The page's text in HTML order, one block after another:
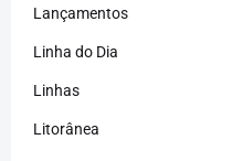
Lançamentos
Linha do Dia
Linhas
Litorânea